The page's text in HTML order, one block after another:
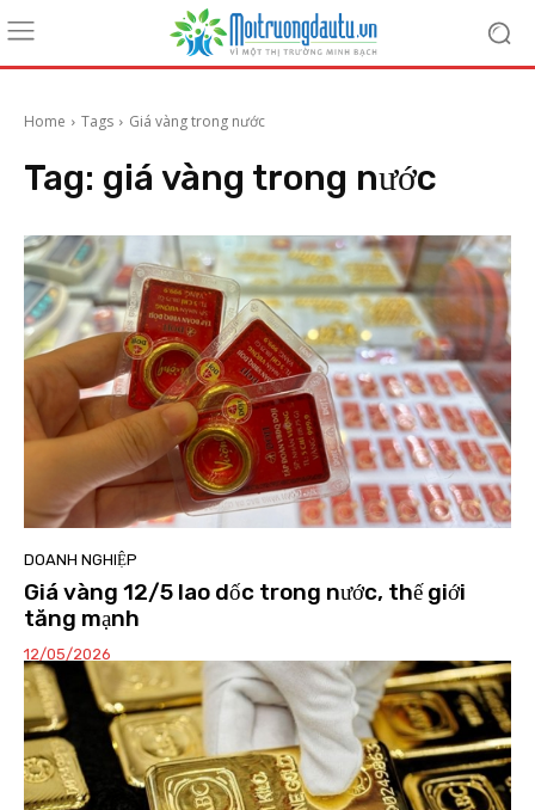
Home Tags Giá vàng trong nước
Tag: giá vàng trong nước
DOANH NGHIỆP
Giá vàng 12/5 lao dốc trong nước, thế giới
tăng mạnh
12/05/2026